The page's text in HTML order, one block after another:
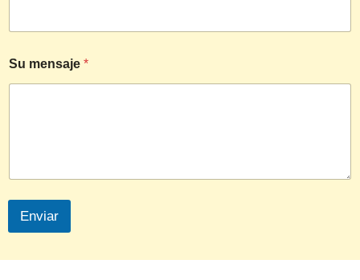
Su mensaje *
Enviar